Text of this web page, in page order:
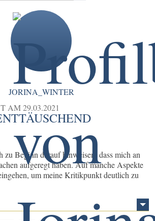
JORINA_WINTER
AM29.03.2021
zu Beginn darauf hinweisen, dass mich an
aufgeregt haben. Auf manche Aspekte
um meine Kritikpunkt deutlich zu